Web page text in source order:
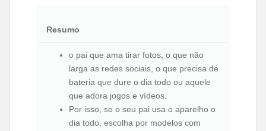
Resumo
o pai que ama tirar fotos, o que não
larga as redes sociais, o que precisa de
bateria que dure o dia todo ou aquele
que adora jogos e vídeos.
Por isso, se o seu pai usa o aparelho o
dia todo, escolha por modelos com